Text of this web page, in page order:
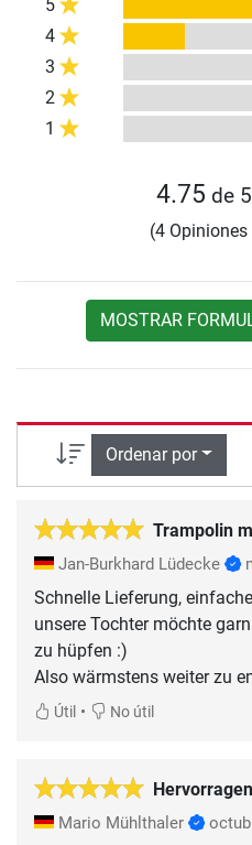
5
4
3
2
1
4.75 de
(4
MOSTRAR
Ordenar por
Trampolin
Jan-Burkhard Lüdecke
Schnelle Lieferung,
unsere Tochter möchte
zu hüpfen :)
Also wärmstens weiter zu
Útil • No útil
Mario Mühlthaler